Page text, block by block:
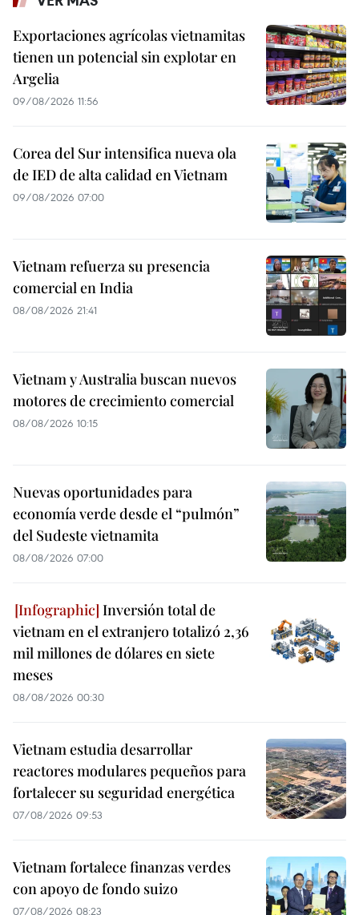
Exportaciones agrícolas vietnamitas
tienen un potencial sin explotar en
Argelia
09/08/2026 11:56
Corea del Sur intensifica nueva ola
de IED de alta calidad en Vietnam
09/08/2026 07:00
Vietnam refuerza su presencia
comercial en India
08/08/2026 21:41
Vietnam y Australia buscan nuevos
motores de crecimiento comercial
08/08/2026 10:15
Nuevas oportunidades para
economía verde desde el “pulmón”
del Sudeste vietnamita
08/08/2026 07:00
Inversión total de
vietnam en el extranjero totalizó 2,36
mil millones de dólares en siete
meses
08/08/2026 00:30
Vietnam estudia desarrollar
reactores modulares pequeños para
fortalecer su seguridad energética
07/08/2026 09:53
Vietnam fortalece finanzas verdes
con apoyo de fondo suizo
07/08/2026 08:23